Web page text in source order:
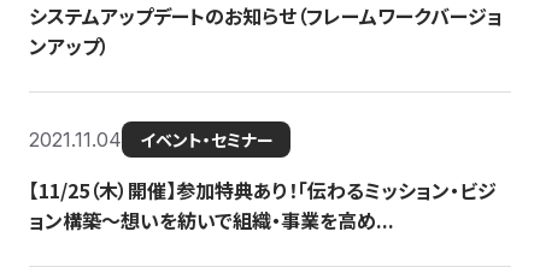
システムアップデートのお知らせ（フレームワークバージョ
ンアップ）
2021.11.04 イベント・セミナー
【11/25（木）開催】参加特典あり！「伝わるミッション・ビジ
ョン構築〜想いを紡いで組織・事業を高め...